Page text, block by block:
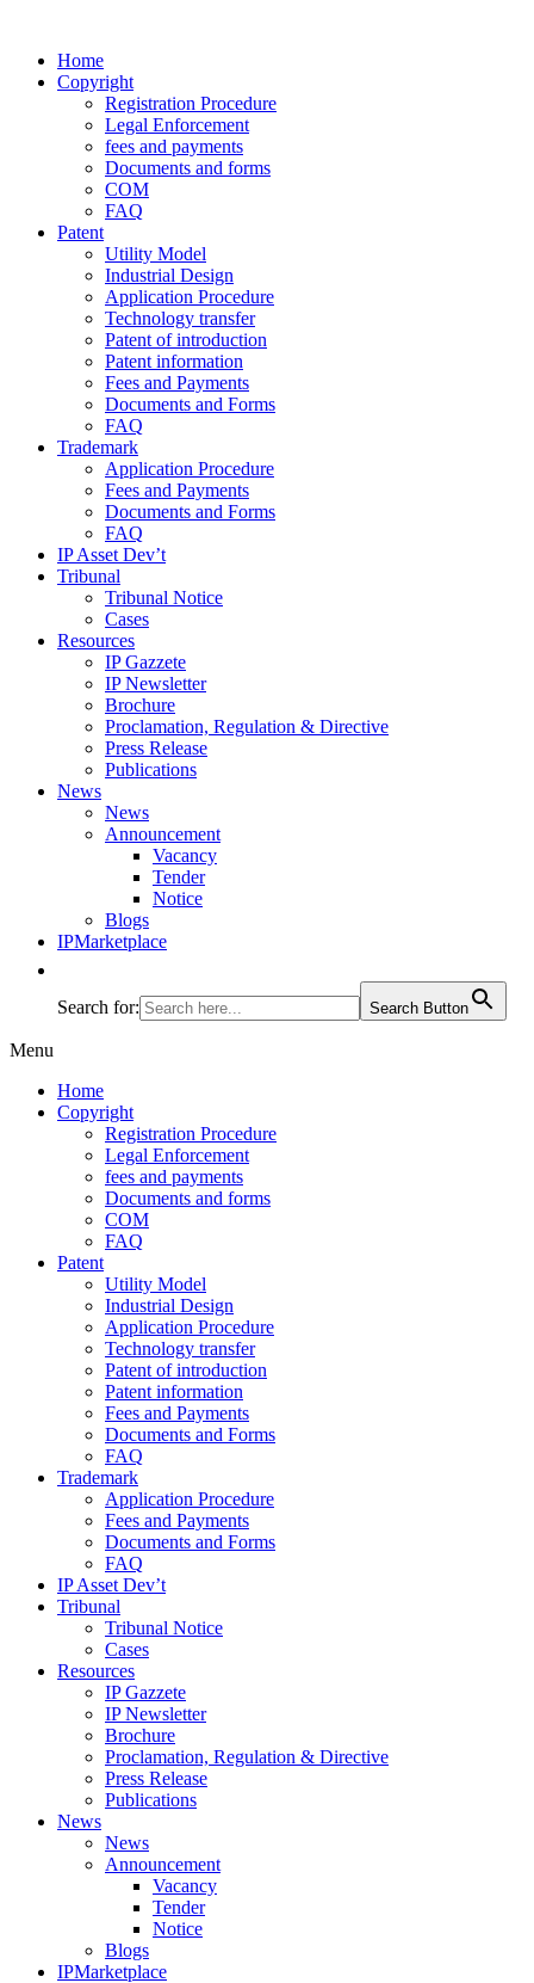
Home
Copyright
Registration Procedure
Legal Enforcement
fees and payments
Documents and forms
COM
FAQ
Patent
Utility Model
Industrial Design
Application Procedure
Technology transfer
Patent of introduction
Patent information
Fees and Payments
Documents and Forms
FAQ
Trademark
Application Procedure
Fees and Payments
Documents and Forms
FAQ
IP Asset Dev’t
Tribunal
Tribunal Notice
Cases
Resources
IP Gazzete
IP Newsletter
Brochure
Proclamation, Regulation & Directive
Press Release
Publications
News
News
Announcement
Vacancy
Tender
Notice
Blogs
IPMarketplace
Search for: Search Button
Menu
Home
Copyright
Registration Procedure
Legal Enforcement
fees and payments
Documents and forms
COM
FAQ
Patent
Utility Model
Industrial Design
Application Procedure
Technology transfer
Patent of introduction
Patent information
Fees and Payments
Documents and Forms
FAQ
Trademark
Application Procedure
Fees and Payments
Documents and Forms
FAQ
IP Asset Dev’t
Tribunal
Tribunal Notice
Cases
Resources
IP Gazzete
IP Newsletter
Brochure
Proclamation, Regulation & Directive
Press Release
Publications
News
News
Announcement
Vacancy
Tender
Notice
Blogs
IPMarketplace